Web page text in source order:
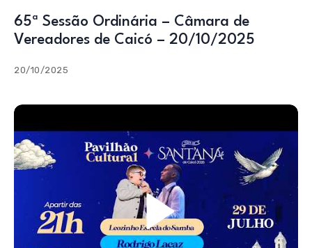
65ª Sessão Ordinária – Câmara de
Vereadores de Caicó – 20/10/2025
20/10/2025